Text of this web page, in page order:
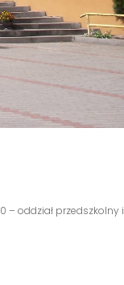
– oddział przedszkolny i